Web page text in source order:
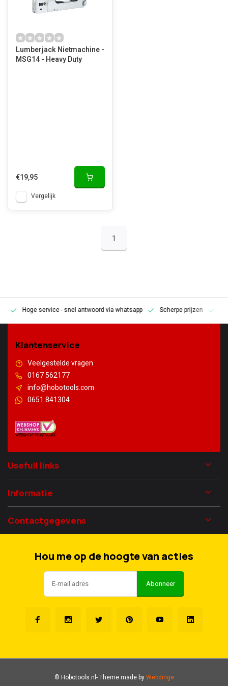
Lumberjack Nietmachine -
MSG14 - Heavy Duty
€19,95
Vergelijk
1
Hoge service- snel antwoord via whatsapp Scherpe prijzen
Klantenservice
Veelgestelde vragen
0167 562177
info@hobotools.com
0651 841304
Usefull links
Informatie
Contactgegevens
Hou me op de hoogte van acties
Abonneer
© Hobotools.nl- Theme made byWebdinge